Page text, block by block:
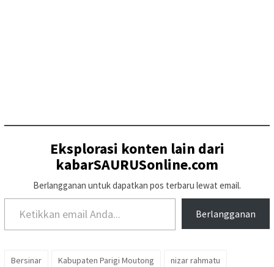
Eksplorasi konten lain dari
kabarSAURUSonline.com
Berlangganan untuk dapatkan pos terbaru lewat email.
Ketikkan email Anda...
Berlangganan
Bersinar Kabupaten Parigi Moutong
nizar rahmatu